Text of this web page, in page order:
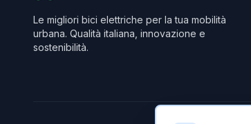
Le migliori bici elettriche per la tua mobilità
urbana. Qualità italiana, innovazione e
sostenibilità.